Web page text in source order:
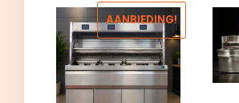
AANBIEDING!